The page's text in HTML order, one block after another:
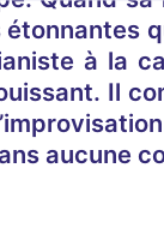
à la
Il
aucune